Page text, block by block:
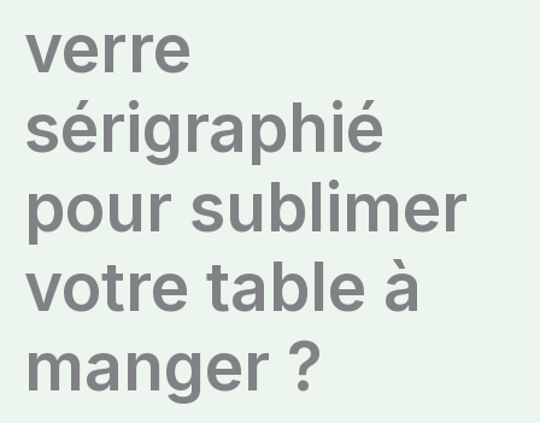
verre
sérigraphié
pour sublimer
votre table à
manger ?